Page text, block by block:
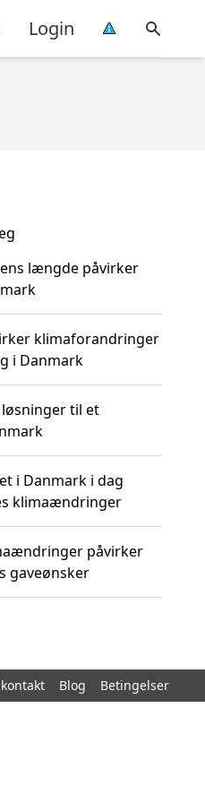
Login
længde påvirker
klimaforandringer
i Danmark
til et
i Danmark i dag
klimaændringer
påvirker
gaveønsker
Blog Betingelser